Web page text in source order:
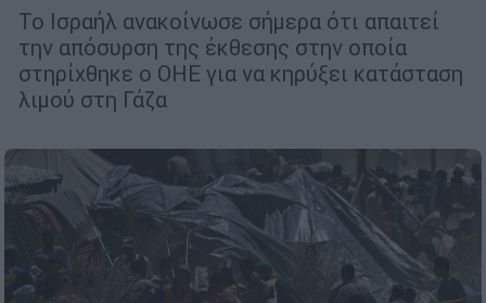
Το Ισραήλ ανακοίνωσε σήμερα ότι απαιτεί
την απόσυρση της έκθεσης στην οποία
στηρίχθηκε ο ΟΗΕ για να κηρύξει κατάσταση
λιμού στη Γάζα